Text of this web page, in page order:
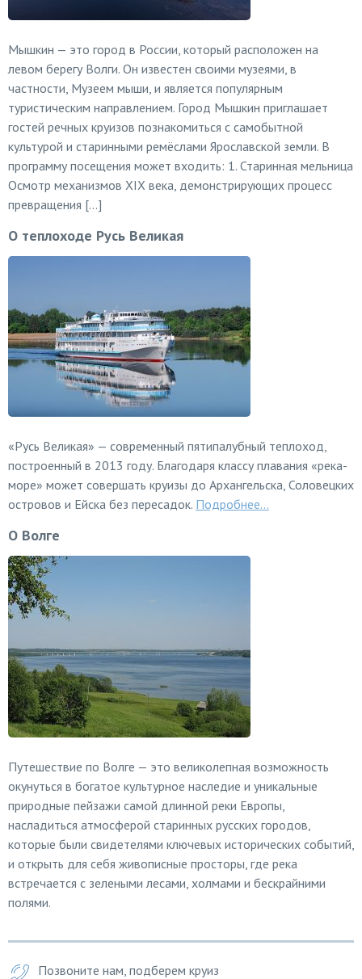
Мышкин — это город в России, который расположен на
левом берегу Волги. Он известен своими музеями, в
частности, Музеем мыши, и является популярным
туристическим направлением. Город Мышкин приглашает
гостей речных круизов познакомиться с самобытной
культурой и старинными ремёслами Ярославской земли. В
программу посещения может входить: 1. Старинная мельница
Осмотр механизмов XIX века, демонстрирующих процесс
превращения […]
О теплоходе Русь Великая
«Русь Великая» — современный пятипалубный теплоход,
построенный в 2013 году. Благодаря классу плавания «река-
море» может совершать круизы до Архангельска, Соловецких
островов и Ейска без пересадок. Подробнее...
О Волге
Путешествие по Волге — это великолепная возможность
окунуться в богатое культурное наследие и уникальные
природные пейзажи самой длинной реки Европы,
насладиться атмосферой старинных русских городов,
которые были свидетелями ключевых исторических событий,
и открыть для себя живописные просторы, где река
встречается с зелеными лесами, холмами и бескрайними
полями.
Позвоните нам, подберем круиз